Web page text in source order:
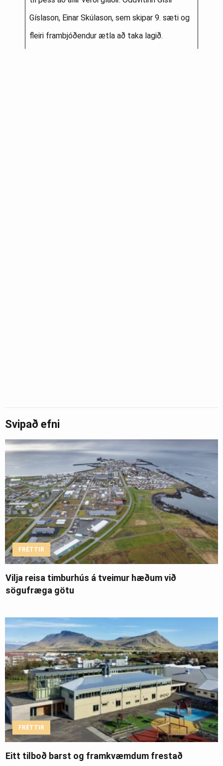
Gíslason, Einar Skúlason, sem skipar 9. sæti og
fleiri frambjóðendur ætla að taka lagið.
Svipað efni
FRÉTTIR
Vilja reisa timburhús á tveimur hæðum við
sögufræga götu
FRÉTTIR
Eitt tilboð barst og framkvæmdum frestað